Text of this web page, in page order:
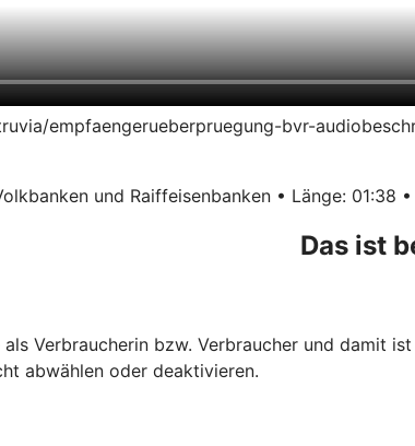
empfaengerueberpruegung-bvr-
und Raiffeisenbanken • Länge: 01:38
Das ist
Verbraucherin bzw. Verbraucher und damit
abwählen oder deaktivieren.